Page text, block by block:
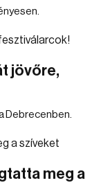
jövőre,
Debrecenben.
meg a